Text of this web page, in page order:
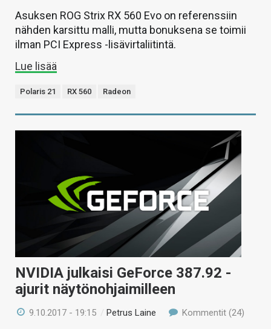
Asuksen ROG Strix RX 560 Evo on referenssiin
nähden karsittu malli, mutta bonuksena se toimii
ilman PCI Express -lisävirtaliitintä.
Lue lisää
Polaris 21 RX 560 Radeon
NVIDIA julkaisi GeForce 387.92 -
ajurit näytönohjaimilleen
9.10.2017 - 19:15 /Petrus Laine Kommentit (24)